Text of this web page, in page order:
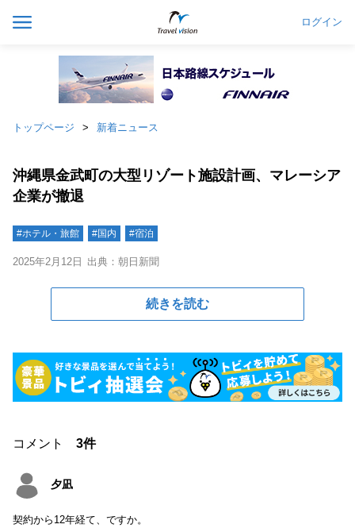
ログイン
トップページ 新着ニュース
沖縄県金武町の大型リゾート施設計画、マレーシア
企業が撤退
#ホテル・旅館 #国内 #宿泊
2025年2月12日 出典：朝日新聞
続きを読む
コメント 3件
夕凪
契約から12年経て、ですか。